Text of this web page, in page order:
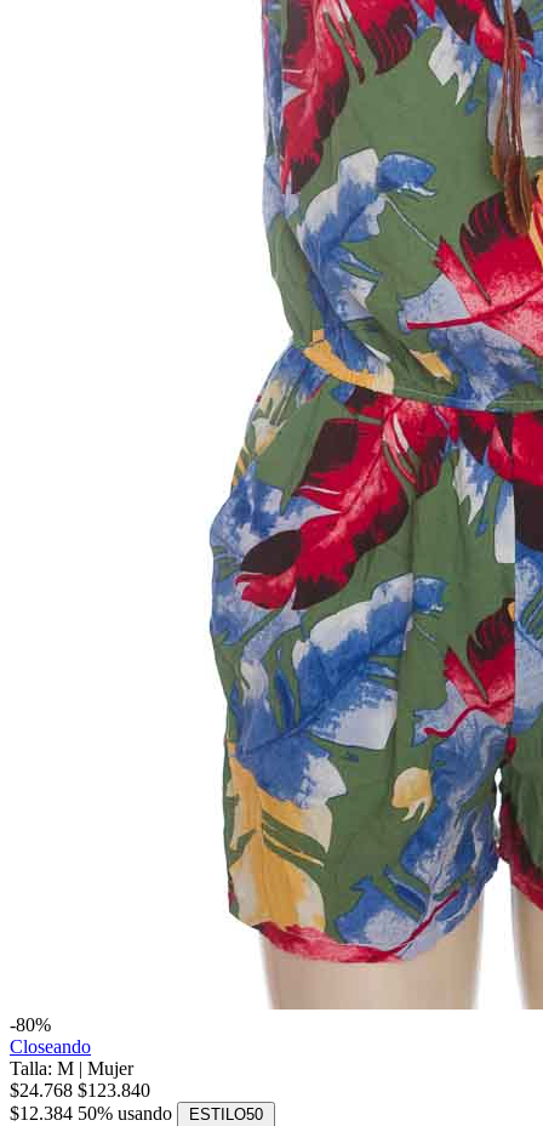
-80%
Closeando
Talla: M | Mujer
$24.768 $123.840
$12.384 50% usando ESTILO50